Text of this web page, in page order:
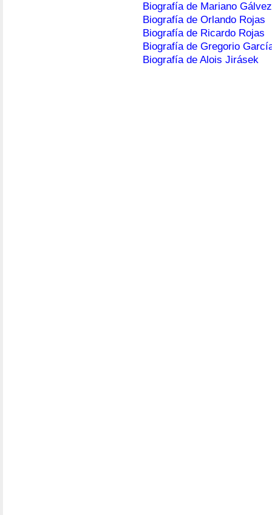
Biografía de Mariano Gálvez
Biografía de Orlando Rojas
Biografía de Ricardo Rojas
Biografía de Gregorio
Biografía de Alois Jirásek